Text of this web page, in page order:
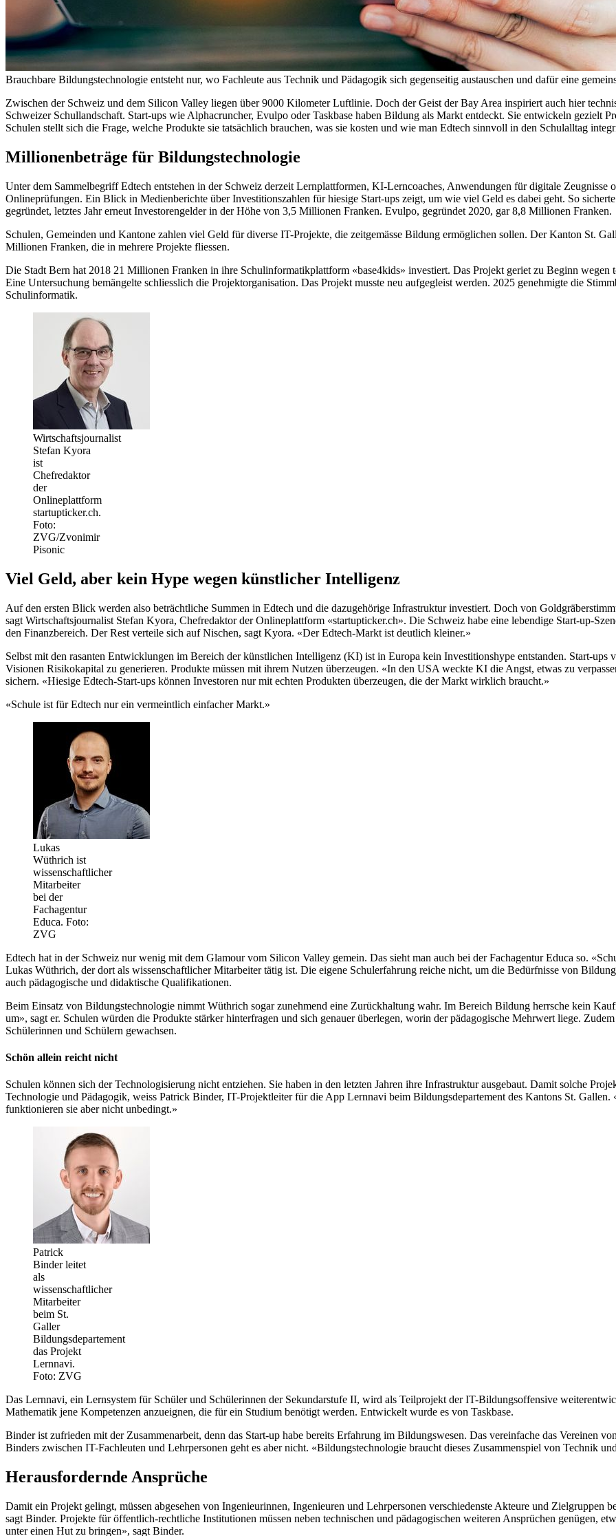
Brauchbare Bildungstechnologie entsteht nur, wo Fachleute aus Technik und Pädagogik sich gegenseitig austauschen und dafür eine
Zwischen der Schweiz und dem Silicon Valley liegen über 9000 Kilometer Luftlinie. Doch der Geist der Bay Area inspiriert auch hier
Schweizer Schullandschaft. Start-ups wie Alphacruncher, Evulpo oder Taskbase haben Bildung als Markt entdeckt. Sie entwickeln gezielt
Schulen stellt sich die Frage, welche Produkte sie tatsächlich brauchen, was sie kosten und wie man Edtech sinnvoll in den Schulalltag
Millionenbeträge für Bildungstechnologie
Unter dem Sammelbegriff Edtech entstehen in der Schweiz derzeit Lernplattformen, KI-Lerncoaches, Anwendungen für digitale
Onlineprüfungen. Ein Blick in Medienberichte über Investitionszahlen für hiesige Start-ups zeigt, um wie viel Geld es dabei geht. So
gegründet, letztes Jahr erneut Investorengelder in der Höhe von 3,5 Millionen Franken. Evulpo, gegründet 2020, gar 8,8 Millionen Franken.
Schulen, Gemeinden und Kantone zahlen viel Geld für diverse IT-Projekte, die zeitgemässe Bildung ermöglichen sollen. Der Kanton St.
Millionen Franken, die in mehrere Projekte fliessen.
Die Stadt Bern hat 2018 21 Millionen Franken in ihre Schulinformatikplattform «base4kids» investiert. Das Projekt geriet zu Beginn
Eine Untersuchung bemängelte schliesslich die Projektorganisation. Das Projekt musste neu aufgegleist werden. 2025 genehmigte die
Schulinformatik.
Wirtschaftsjournalist
Stefan Kyora
ist
Chefredaktor
der
Onlineplattform
startupticker.ch.
Foto:
ZVG/Zvonimir
Pisonic
Viel Geld, aber kein Hype wegen künstlicher Intelligenz
Auf den ersten Blick werden also beträchtliche Summen in Edtech und die dazugehörige Infrastruktur investiert. Doch von
sagt Wirtschaftsjournalist Stefan Kyora, Chefredaktor der Onlineplattform «startupticker.ch». Die Schweiz habe eine lebendige Start-up-
den Finanzbereich. Der Rest verteile sich auf Nischen, sagt Kyora. «Der Edtech-Markt ist deutlich kleiner.»
Selbst mit den rasanten Entwicklungen im Bereich der künstlichen Intelligenz (KI) ist in Europa kein Investitionshype entstanden. Start-
Visionen Risikokapital zu generieren. Produkte müssen mit ihrem Nutzen überzeugen. «In den USA weckte KI die Angst, etwas zu
sichern. «Hiesige Edtech-Start-ups können Investoren nur mit echten Produkten überzeugen, die der Markt wirklich braucht.»
«Schule ist für Edtech nur ein vermeintlich einfacher Markt.»
Lukas
Wüthrich ist
wissenschaftlicher
Mitarbeiter
bei der
Fachagentur
Educa. Foto:
ZVG
Edtech hat in der Schweiz nur wenig mit dem Glamour vom Silicon Valley gemein. Das sieht man auch bei der Fachagentur Educa so.
Lukas Wüthrich, der dort als wissenschaftlicher Mitarbeiter tätig ist. Die eigene Schulerfahrung reiche nicht, um die Bedürfnisse von
auch pädagogische und didaktische Qualifikationen.
Beim Einsatz von Bildungstechnologie nimmt Wüthrich sogar zunehmend eine Zurückhaltung wahr. Im Bereich Bildung herrsche kein
um», sagt er. Schulen würden die Produkte stärker hinterfragen und sich genauer überlegen, worin der pädagogische Mehrwert liege.
Schülerinnen und Schülern gewachsen.
Schön allein reicht nicht
Schulen können sich der Technologisierung nicht entziehen. Sie haben in den letzten Jahren ihre Infrastruktur ausgebaut. Damit solche
Technologie und Pädagogik, weiss Patrick Binder, IT-Projektleiter für die App Lernnavi beim Bildungsdepartement des Kantons St.
funktionieren sie aber nicht unbedingt.»
Patrick
Binder leitet
als
wissenschaftlicher
Mitarbeiter
beim St.
Galler
Bildungsdepartement
das Projekt
Lernnavi.
Foto: ZVG
Das Lernnavi, ein Lernsystem für Schüler und Schülerinnen der Sekundarstufe II, wird als Teilprojekt der IT-Bildungsoffensive
Mathematik jene Kompetenzen anzueignen, die für ein Studium benötigt werden. Entwickelt wurde es von Taskbase.
Binder ist zufrieden mit der Zusammenarbeit, denn das Start-up habe bereits Erfahrung im Bildungswesen. Das vereinfache das Vereinen
Binders zwischen IT-Fachleuten und Lehrpersonen geht es aber nicht. «Bildungstechnologie braucht dieses Zusammenspiel von Technik
Herausfordernde Ansprüche
Damit ein Projekt gelingt, müssen abgesehen von Ingenieurinnen, Ingenieuren und Lehrpersonen verschiedenste Akteure und Zielgruppen
sagt Binder. Projekte für öffentlich-rechtliche Institutionen müssen neben technischen und pädagogischen weiteren Ansprüchen genügen,
unter einen Hut zu bringen», sagt Binder.